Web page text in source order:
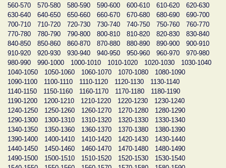
560-570
570-580 580-590 590-600 600-610 610-620
620-630
630-640
640-650 650-660 660-670 670-680 680-690
690-700
700-710
710-720 720-730 730-740 740-750 750-760
760-770
770-780
780-790 790-800 800-810 810-820 820-830
830-840
840-850
850-860 860-870 870-880 880-890 890-900
900-910
910-920
920-930 930-940 940-950 950-960 960-970
970-980
980-990
990-1000 1000-1010 1010-1020 1020-1030
1030-1040
1040-1050
1050-1060 1060-1070 1070-1080
1080-1090
1090-1100
1100-1110 1110-1120 1120-1130
1130-1140
1140-1150
1150-1160 1160-1170 1170-1180
1180-1190
1190-1200
1200-1210 1210-1220 1220-1230
1230-1240
1240-1250
1250-1260 1260-1270 1270-1280
1280-1290
1290-1300
1300-1310 1310-1320 1320-1330
1330-1340
1340-1350
1350-1360 1360-1370 1370-1380
1380-1390
1390-1400
1400-1410 1410-1420 1420-1430
1430-1440
1440-1450
1450-1460 1460-1470 1470-1480
1480-1490
1490-1500
1500-1510 1510-1520 1520-1530
1530-1540